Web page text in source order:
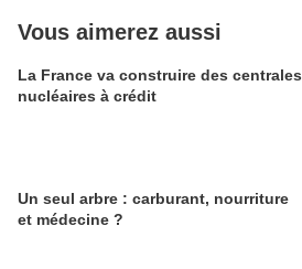
Vous aimerez aussi
La France va construire des centrales
nucléaires à crédit
Un seul arbre : carburant, nourriture
et médecine ?